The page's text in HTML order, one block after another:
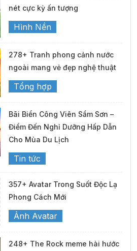
nét cực kỳ ấn tượng
Hình Nền
278+ Tranh phong cảnh nước
ngoài mang vẻ đẹp nghệ thuật
Tổng hợp
Bãi Biển Công Viên Sầm Sơn –
Điểm Đến Nghỉ Dưỡng Hấp Dẫn
Cho Mùa Du Lịch
Tin tức
357+ Avatar Trong Suốt Độc Lạ
Phong Cách Mới
Ảnh Avatar
248+ The Rock meme hài hước